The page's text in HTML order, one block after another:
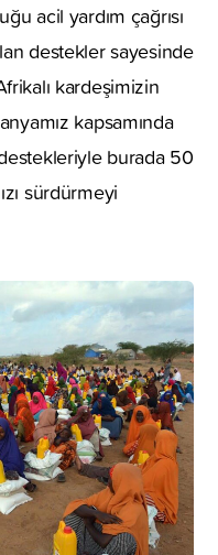
acil yardım çağrısı
destekler sayesinde
kardeşimizin
kapsamında
burada 50
sürdürmeyi